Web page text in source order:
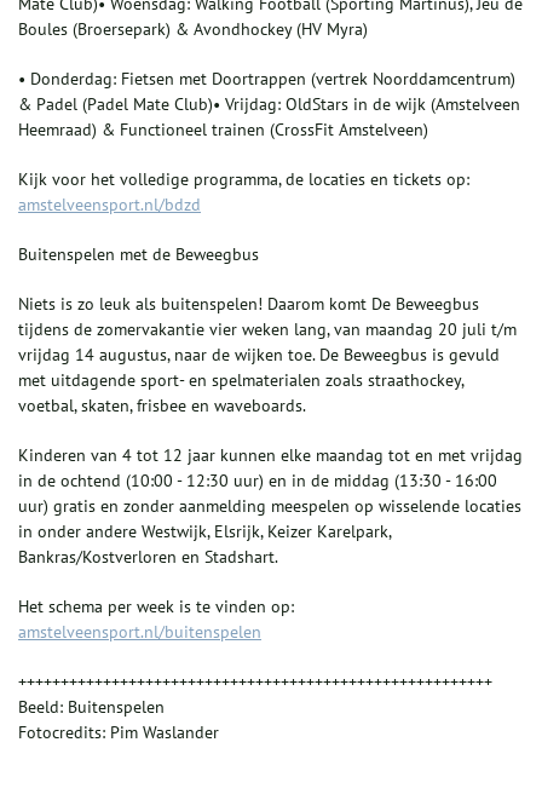
Boules (Broersepark) & Avondhockey (HV Myra)
• Donderdag: Fietsen met Doortrappen (vertrek Noorddamcentrum)
& Padel (Padel Mate Club)• Vrijdag: OldStars in de wijk (Amstelveen
Heemraad) & Functioneel trainen (CrossFit Amstelveen)
Kijk voor het volledige programma, de locaties en tickets op:
amstelveensport.nl/bdzd
Buitenspelen met de Beweegbus
Niets is zo leuk als buitenspelen! Daarom komt De Beweegbus
tijdens de zomervakantie vier weken lang, van maandag 20 juli t/m
vrijdag 14 augustus, naar de wijken toe. De Beweegbus is gevuld
met uitdagende sport- en spelmaterialen zoals straathockey,
voetbal, skaten, frisbee en waveboards.
Kinderen van 4 tot 12 jaar kunnen elke maandag tot en met vrijdag
in de ochtend (10:00 - 12:30 uur) en in de middag (13:30 - 16:00
uur) gratis en zonder aanmelding meespelen op wisselende locaties
in onder andere Westwijk, Elsrijk, Keizer Karelpark,
Bankras/Kostverloren en Stadshart.
Het schema per week is te vinden op:
amstelveensport.nl/buitenspelen
++++++++++++++++++++++++++++++++++++++++++++++++++++++++
Beeld: Buitenspelen
Fotocredits: Pim Waslander